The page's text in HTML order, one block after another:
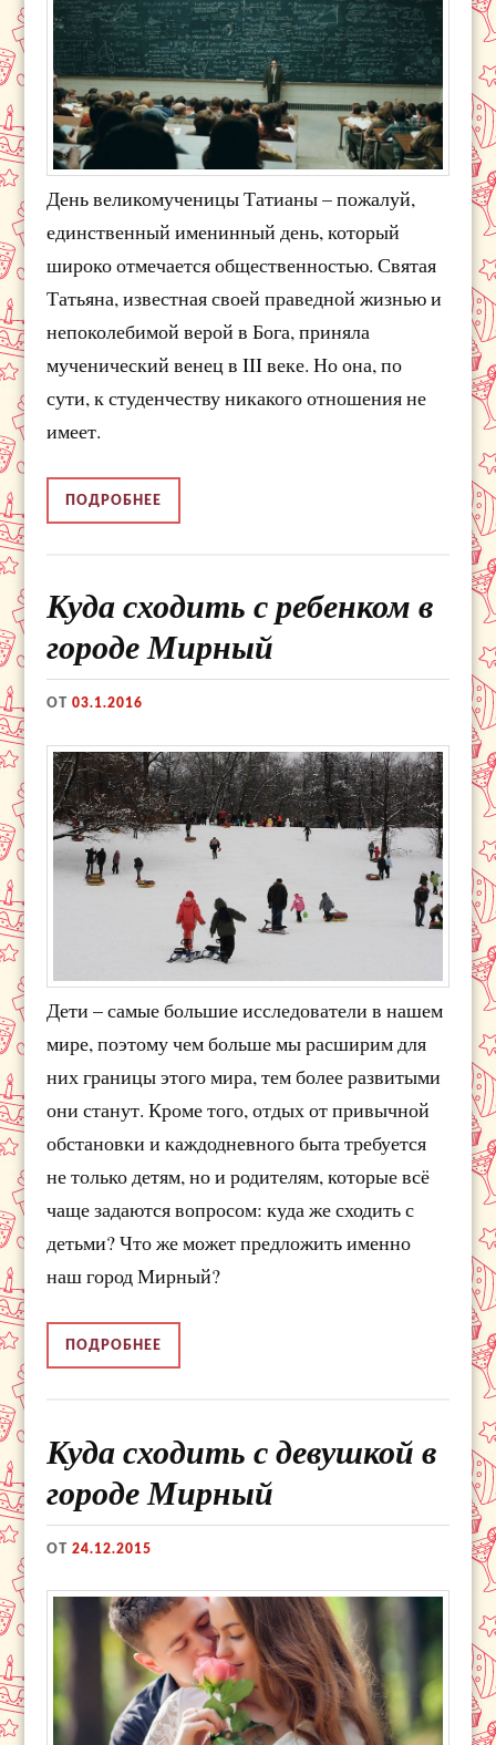
День великомученицы Татианы – пожалуй,
единственный именинный день, который
широко отмечается общественностью. Святая
Татьяна, известная своей праведной жизнью и
непоколебимой верой в Бога, приняла
мученический венец в III веке. Но она, по
сути, к студенчеству никакого отношения не
имеет.
ПОДРОБНЕЕ
Куда сходить с ребенком в
городе Мирный
ОТ03.1.2016
Дети – самые большие исследователи в нашем
мире, поэтому чем больше мы расширим для
них границы этого мира, тем более развитыми
они станут. Кроме того, отдых от привычной
обстановки и каждодневного быта требуется
не только детям, но и родителям, которые всё
чаще задаются вопросом: куда же сходить с
детьми? Что же может предложить именно
наш город Мирный?
ПОДРОБНЕЕ
Куда сходить с девушкой в
городе Мирный
ОТ24.12.2015